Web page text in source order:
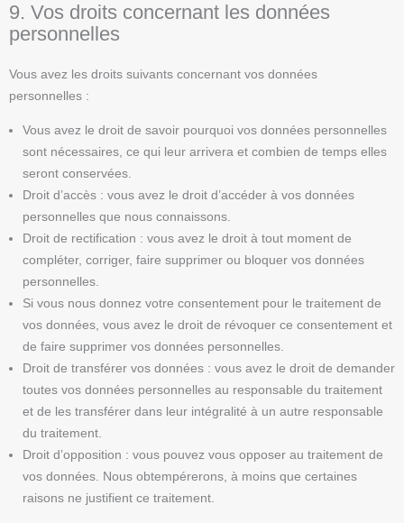
9. Vos droits concernant les données
personnelles
Vous avez les droits suivants concernant vos données
personnelles :
Vous avez le droit de savoir pourquoi vos données personnelles
sont nécessaires, ce qui leur arrivera et combien de temps elles
seront conservées.
Droit d’accès : vous avez le droit d’accéder à vos données
personnelles que nous connaissons.
Droit de rectification : vous avez le droit à tout moment de
compléter, corriger, faire supprimer ou bloquer vos données
personnelles.
Si vous nous donnez votre consentement pour le traitement de
vos données, vous avez le droit de révoquer ce consentement et
de faire supprimer vos données personnelles.
Droit de transférer vos données : vous avez le droit de demander
toutes vos données personnelles au responsable du traitement
et de les transférer dans leur intégralité à un autre responsable
du traitement.
Droit d’opposition : vous pouvez vous opposer au traitement de
vos données. Nous obtempérerons, à moins que certaines
raisons ne justifient ce traitement.